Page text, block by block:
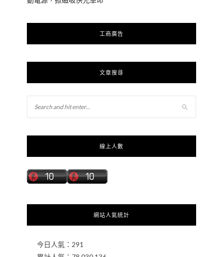
工商廣告
文章搜尋
線上人數
網站人氣統計
今日人氣： 291